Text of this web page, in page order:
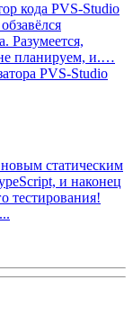
кода PVS-Studio
Разумеется,
планируем, и.…
PVS-Studio
статическим
и наконец
тестирования!